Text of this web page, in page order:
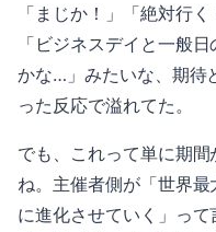
「まじか！」「絶対行
「ビジネスデイと一般
かな…」みたいな、期待
った反応で溢れてた。
でも、これって単に期
ね。主催者側が「世界
に進化させていく」っ